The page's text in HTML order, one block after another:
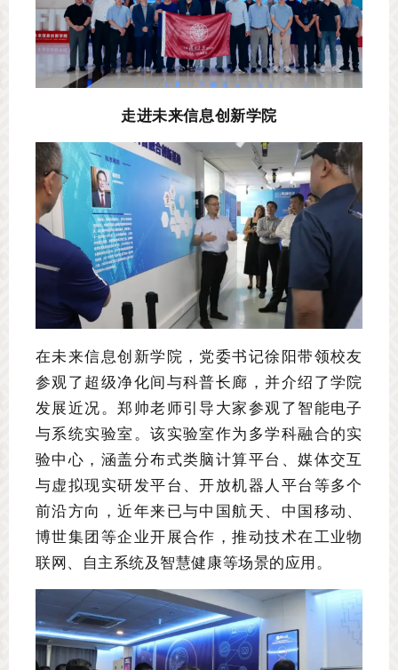
走进未来信息创新学院
在未来信息创新学院，党委书记徐阳带领校友
参观了超级净化间与科普长廊，并介绍了学院
发展近况。郑帅老师引导大家参观了智能电子
与系统实验室。该实验室作为多学科融合的实
验中心，涵盖分布式类脑计算平台、媒体交互
与虚拟现实研发平台、开放机器人平台等多个
前沿方向，近年来已与中国航天、中国移动、
博世集团等企业开展合作，推动技术在工业物
联网、自主系统及智慧健康等场景的应用。